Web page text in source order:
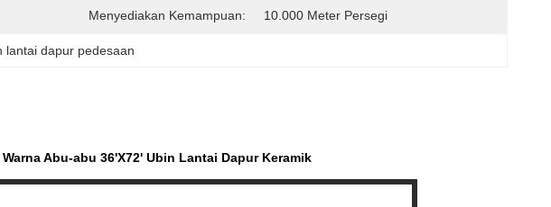
Menyediakan Kemampuan: 10.000 Meter Persegi
lantai dapur pedesaan
Abu-abu 36'X72' Ubin Lantai Dapur Keramik